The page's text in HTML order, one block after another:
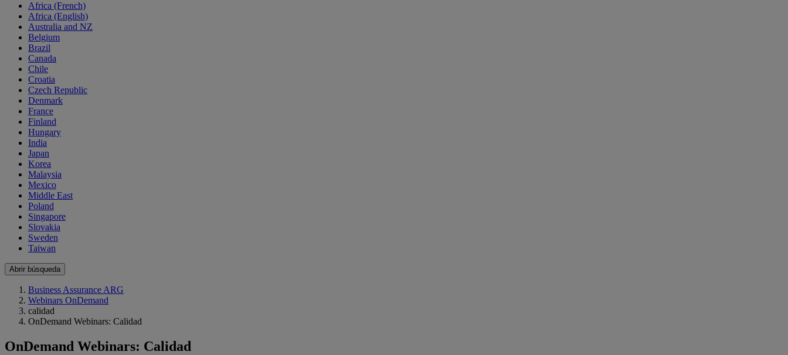
Africa (French)
Africa (English)
Australia and NZ
Belgium
Brazil
Canada
Chile
Croatia
Czech Republic
Denmark
France
Finland
Hungary
India
Japan
Korea
Malaysia
Mexico
Middle East
Poland
Singapore
Slovakia
Sweden
Taiwan
Abrir búsqueda
Business Assurance ARG
Webinars OnDemand
calidad
OnDemand Webinars: Calidad
OnDemand Webinars: Calidad